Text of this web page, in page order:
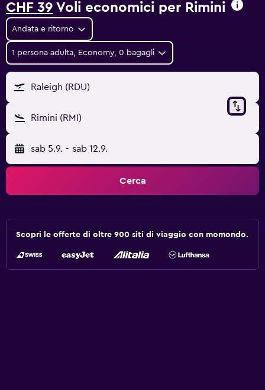
CHF 39 Voli economici per Rimini
Andata e ritorno
1 persona adulta, Economy, 0 bagagli
Raleigh (RDU)
Rimini (RMI)
sab 5.9. - sab 12.9.
Cerca
Scopri le offerte di oltre 900 siti di viaggio con momondo.